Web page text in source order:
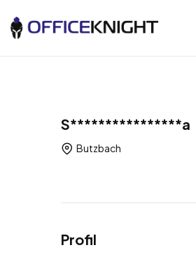
S****************a
Butzbach
Profil